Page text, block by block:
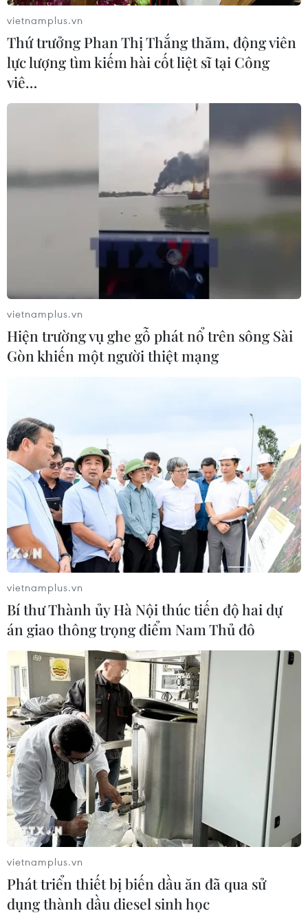
Báo động xu hướng gia tăng người
trẻ mắc ung thư
04/08/2026 14:10
Mỹ ghi nhận ca tử vong đầu tiên
trong mùa dịch cyclosporiasis
04/08/2026 07:11
Phát hiện mới về quá trình lão hóa
Sâm Ngọc Linh: Báu vật trong tay,
bao giờ "hóa rồng"?
Yếu tố di truyền có thể quyết định
quá trình phát triển ung thư
02/08/2026 09:43
Phương pháp mới giúp phát hiện
sớm bệnh Alzheimer
30/07/2026 14:27
Virus H5N1 lây lan trong quần thể
chim bản địa tại Australia
29/07/2026 11:42
UNAIDS cảnh báo nguy cơ đại dịch
HIV/AIDS bùng phát trở lại
29/07/2026 05:17
Johnson & Johnson chi 5,5 tỷ USD
dàn xếp vụ kiện phấn rôm gây ung
thư
28/07/2026 04:37
vietnamplus.vn
Thứ trưởng Phan Thị Thắng thăm, động viên
lực lượng tìm kiếm hài cốt liệt sĩ tại Công
viê…
vietnamplus.vn
Hiện trường vụ ghe gỗ phát nổ trên sông Sài
Gòn khiến một người thiệt mạng
vietnamplus.vn
Bí thư Thành ủy Hà Nội thúc tiến độ hai dự
án giao thông trọng điểm Nam Thủ đô
vietnamplus.vn
Phát triển thiết bị biến dầu ăn đã qua sử
dụng thành dầu diesel sinh học